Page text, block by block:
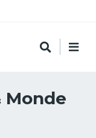
Monde